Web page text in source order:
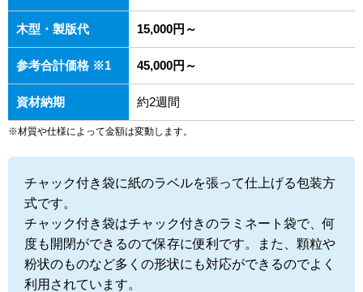
木型・製版代 15,000円～
参考合計価格 ※1 45,000円～
資材納期 約2週間
※材質や仕様によって金額は変動します。
チャック付き袋に紙のラベルを張って仕上げる包装方
式です。
チャック付き袋はチャック付きのラミネート袋で、何
度も開閉ができるので保存に便利です。また、顆粒や
粉状のものなど多くの形状にも対応ができるのでよく
利用されています。